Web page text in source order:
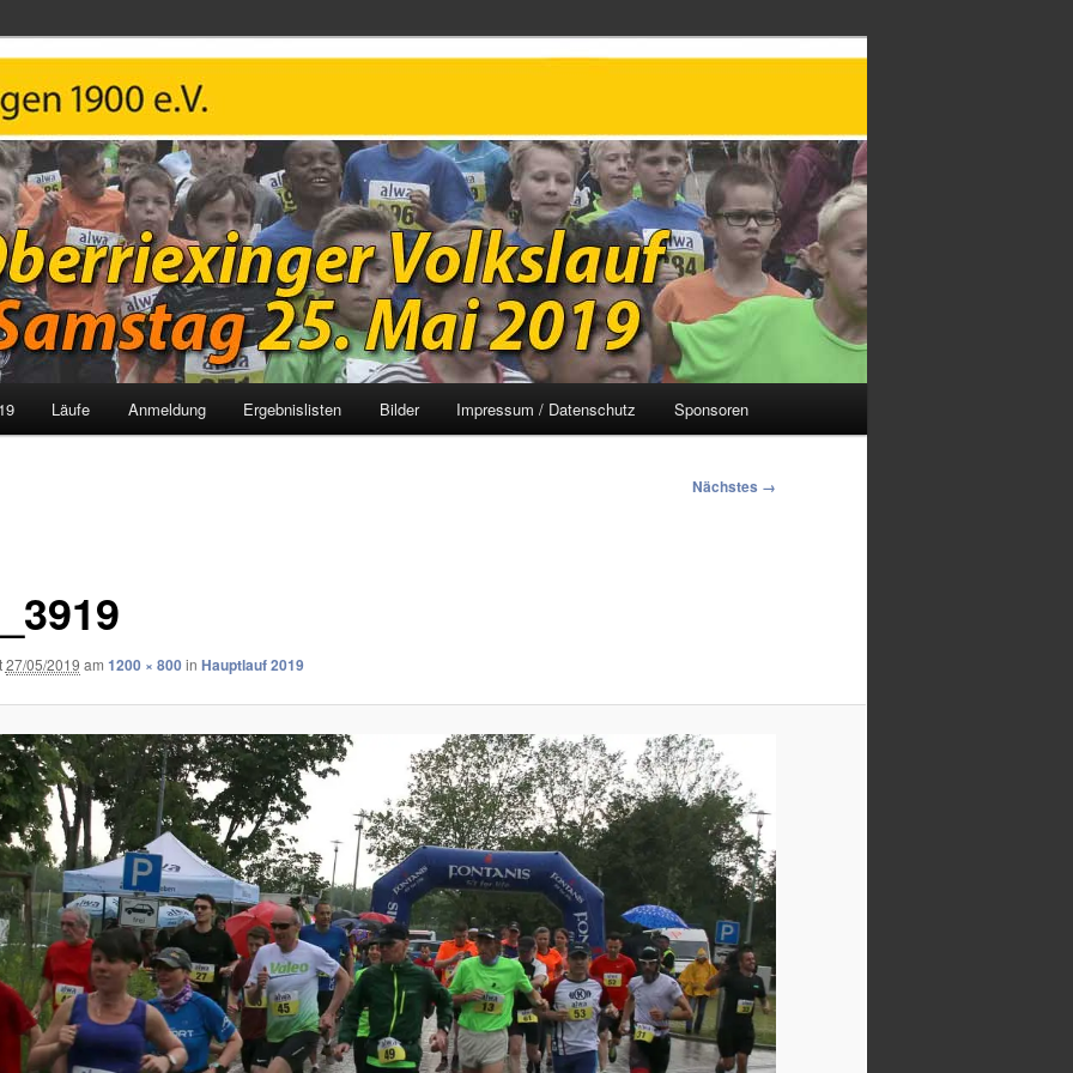
Läufe Anmeldung Ergebnislisten Bilder Impressum / Datenschutz Sponsoren
Nächstes →
27/05/2019 am 1200 × 800in Hauptlauf 2019